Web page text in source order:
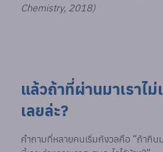
Chemistry, 2018)
แล้วถ้าที่ผ่านมาเราไ
เลยล่ะ?
คำถามที่หลายคนเริ่มกังวลคือ “ถ้ากินม